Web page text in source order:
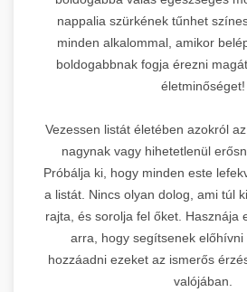
nappalia szürkének tűnhet
minden alkalommal, amikor
boldogabbnak fogja érezni
életminőséget!
Vezessen listát életében azokról
nagynak vagy hihetetlenül
Próbálja ki, hogy minden este
a listát. Nincs olyan dolog, ami túl
rajta, és sorolja fel őket. Hasznája
arra, hogy segítsenek előhívni
hozzáadni ezeket az ismerős
valójában.